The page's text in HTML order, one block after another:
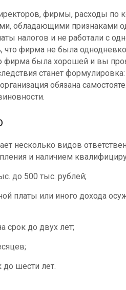
фирмы, расходы
обладающими признаками
налогов и не работали с
что фирма не была
фирма была хорошей и вы
станет
обязана
несколько видов
и наличием
до 500 тыс. рублей;
платы или иного дохода
срок до двух лет;
шести лет.